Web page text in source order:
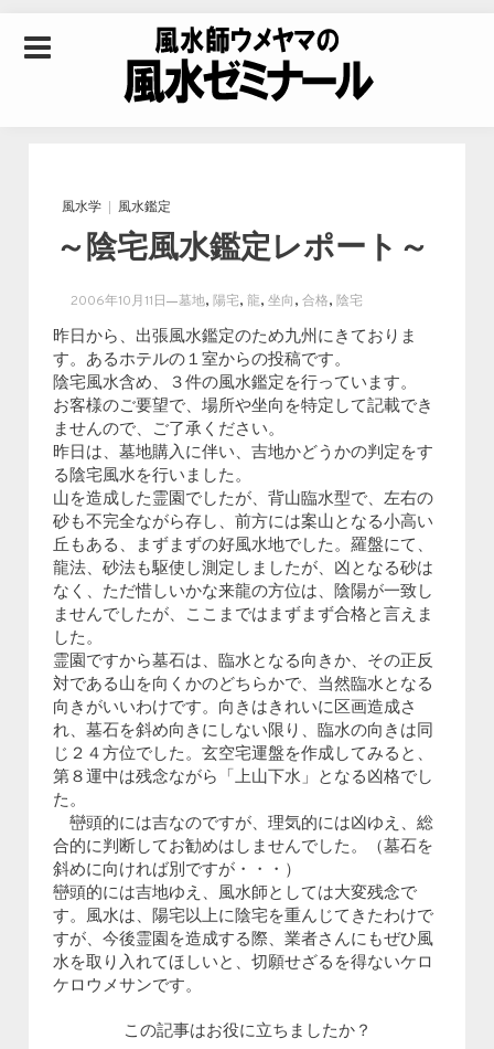
水ゼミナール｜風水
学・四柱推命学・易
学を合わせた立命講
座
風水学 風水鑑定
～陰宅風水鑑定レポート～
2006年10月11日 墓地,陽宅,龍,坐向,合格,陰宅
昨日から、出張風水鑑定のため九州にきておりま
す。あるホテルの１室からの投稿です。
陰宅風水含め、３件の風水鑑定を行っています。
お客様のご要望で、場所や坐向を特定して記載でき
ませんので、ご了承ください。
昨日は、墓地購入に伴い、吉地かどうかの判定をす
る陰宅風水を行いました。
山を造成した霊園でしたが、背山臨水型で、左右の
砂も不完全ながら存し、前方には案山となる小高い
丘もある、まずまずの好風水地でした。羅盤にて、
龍法、砂法も駆使し測定しましたが、凶となる砂は
なく、ただ惜しいかな来龍の方位は、陰陽が一致し
ませんでしたが、ここまではまずまず合格と言えま
した。
霊園ですから墓石は、臨水となる向きか、その正反
対である山を向くかのどちらかで、当然臨水となる
向きがいいわけです。向きはきれいに区画造成さ
れ、墓石を斜め向きにしない限り、臨水の向きは同
じ２４方位でした。玄空宅運盤を作成してみると、
第８運中は残念ながら「上山下水」となる凶格でし
た。
巒頭的には吉なのですが、理気的には凶ゆえ、総
合的に判断してお勧めはしませんでした。（墓石を
斜めに向ければ別ですが・・・）
巒頭的には吉地ゆえ、風水師としては大変残念で
す。風水は、陽宅以上に陰宅を重んじてきたわけで
すが、今後霊園を造成する際、業者さんにもぜひ風
水を取り入れてほしいと、切願せざるを得ないケロ
ケロウメサンです。
この記事はお役に立ちましたか？